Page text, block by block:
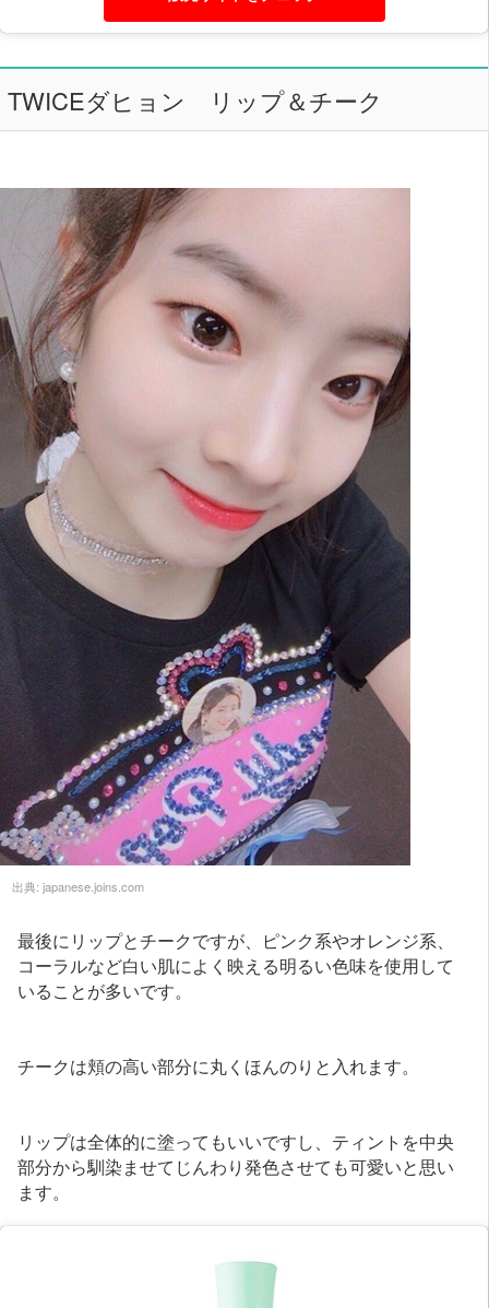
TWICEダヒョン リップ＆チーク
出典: japanese.joins.com
最後にリップとチークですが、ピンク系やオレンジ系、
コーラルなど白い肌によく映える明るい色味を使用して
いることが多いです。
チークは頬の高い部分に丸くほんのりと入れます。
リップは全体的に塗ってもいいですし、ティントを中央
部分から馴染ませてじんわり発色させても可愛いと思い
ます。